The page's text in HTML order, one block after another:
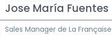
Jose María Fuentes
Sales Manager de La Française